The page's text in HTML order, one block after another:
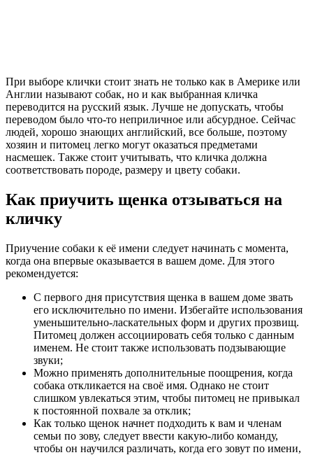
При выборе клички стоит знать не только как в Америке или
Англии называют собак, но и как выбранная кличка
переводится на русский язык. Лучше не допускать, чтобы
переводом было что-то неприличное или абсурдное. Сейчас
людей, хорошо знающих английский, все больше, поэтому
хозяин и питомец легко могут оказаться предметами
насмешек. Также стоит учитывать, что кличка должна
соответствовать породе, размеру и цвету собаки.
Как приучить щенка отзываться на
кличку
Приучение собаки к её имени следует начинать с момента,
когда она впервые оказывается в вашем доме. Для этого
рекомендуется:
С первого дня присутствия щенка в вашем доме звать
его исключительно по имени. Избегайте использования
уменьшительно-ласкательных форм и других прозвищ.
Питомец должен ассоциировать себя только с данным
именем. Не стоит также использовать подзывающие
звуки;
Можно применять дополнительные поощрения, когда
собака откликается на своё имя. Однако не стоит
слишком увлекаться этим, чтобы питомец не привыкал
к постоянной похвале за отклик;
Как только щенок начнет подходить к вам и членам
семьи по зову, следует ввести какую-либо команду,
чтобы он научился различать, когда его зовут по имени,